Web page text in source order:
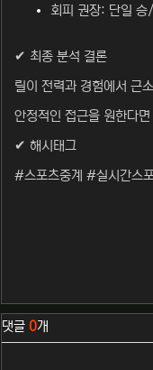
회피 권장: 단일 승
✔ 최종 분석 결론
릴이 전력과 경험에서 근
안정적인 접근을 원한다
✔ 해시태그
#스포츠중계 #실시간스
관련자료
댓글 0개